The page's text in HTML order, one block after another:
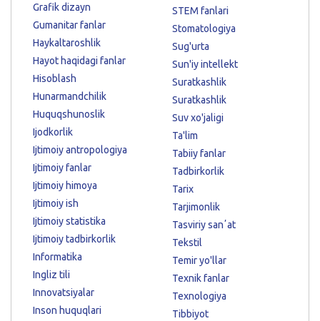
Grafik dizayn
Gumanitar fanlar
Haykaltaroshlik
Hayot haqidagi fanlar
Hisoblash
Hunarmandchilik
Huquqshunoslik
Ijodkorlik
Ijtimoiy antropologiya
Ijtimoiy fanlar
Ijtimoiy himoya
Ijtimoiy ish
Ijtimoiy statistika
Ijtimoiy tadbirkorlik
Informatika
Ingliz tili
Innovatsiyalar
Inson huquqlari
STEM fanlari
Stomatologiya
Sug'urta
Sun'iy intellekt
Suratkashlik
Suratkashlik
Suv xo'jaligi
Ta'lim
Tabiiy fanlar
Tadbirkorlik
Tarix
Tarjimonlik
Tasviriy sanʼat
Tekstil
Temir yo'llar
Texnik fanlar
Texnologiya
Tibbiyot